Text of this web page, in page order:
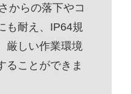
からの落下やコ
も耐え、IP64規
厳しい作業環境
ることができま